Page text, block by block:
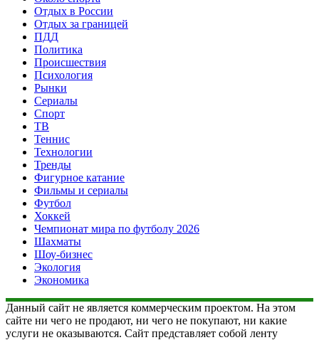
Отдых в России
Отдых за границей
ПДД
Политика
Происшествия
Психология
Рынки
Сериалы
Спорт
ТВ
Теннис
Технологии
Тренды
Фигурное катание
Фильмы и сериалы
Футбол
Хоккей
Чемпионат мира по футболу 2026
Шахматы
Шоу-бизнес
Экология
Экономика
Данный сайт не является коммерческим проектом. На этом
сайте ни чего не продают, ни чего не покупают, ни какие
услуги не оказываются. Сайт представляет собой ленту